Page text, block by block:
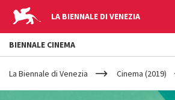
LA BIENNALE DI VENEZIA
YOUR
ARE
HERE
La Biennale di Venezia Cinema (2019)
BIENNALE CINEMA